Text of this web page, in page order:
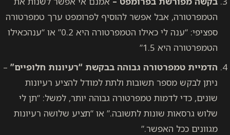
הטמפרטורה, אבל אפשר להוסיף לפרומפט ערך טמפרטורה
ספציפי: “ענה לי כאילו הטמפרטורה היא 0.2” או “ענהכאילו
הטמפרטורה היא 1.5”
הדמיית טמפרטורה גבוהה בבקשת “רעיונות חלופיים” –
ניתן לבקש מספר תשובות ולתת למודל להציע רעיונות
שונים, כדי לדמות טמפרטורה גבוהה יותר, למשל: “תן לי
שלוש גרסאות שונות לתשובה.” או “תציע שלושה רעיונות
מגוונים ככל האפשר.”